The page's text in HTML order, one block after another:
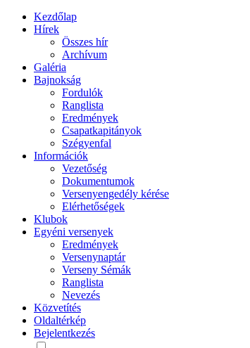
Kezdőlap
Hírek
Összes hír
Archívum
Galéria
Bajnokság
Fordulók
Ranglista
Eredmények
Csapatkapitányok
Szégyenfal
Információk
Vezetőség
Dokumentumok
Versenyengedély kérése
Elérhetőségek
Klubok
Egyéni versenyek
Eredmények
Versenynaptár
Verseny Sémák
Ranglista
Nevezés
Közvetítés
Oldaltérkép
Bejelentkezés